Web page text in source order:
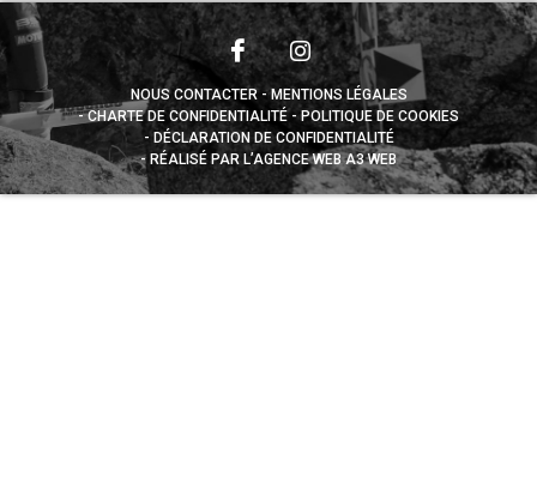
NOUS CONTACTER
MENTIONS LÉGALES
CHARTE DE CONFIDENTIALITÉ
POLITIQUE DE COOKIES
DÉCLARATION DE CONFIDENTIALITÉ
RÉALISÉ PAR L’AGENCE WEB A3 WEB